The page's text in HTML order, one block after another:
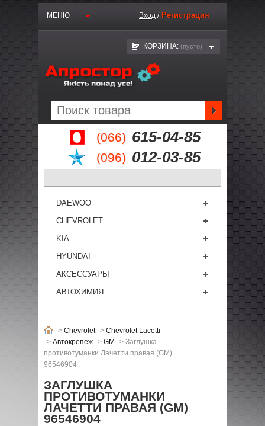
(066) 615-04-85
(096) 012-03-85
МЕНЮ Вход / Регистрация
КОРЗИНА: (пустo)
DAEWOO
CHEVROLET
KIA
HYUNDAI
АКСЕССУАРЫ
АВТОХИМИЯ
> Chevrolet > Chevrolet Lacetti
> Автокрепеж > GM > Заглушка
противотуманки Лачетти правая (GM)
96546904
ЗАГЛУШКА
ПРОТИВОТУМАНКИ
ЛАЧЕТТИ ПРАВАЯ (GM)
96546904